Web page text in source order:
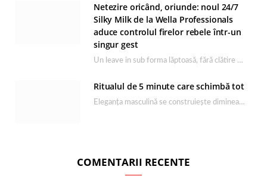
Netezire oricând, oriunde: noul 24/7
Silky Milk de la Wella Professionals
aduce controlul firelor rebele într-un
singur gest
Un leave in sub forma lăptoasă, fără clătire care completează rutina Ultimate Smooth și transformă…
Ritualul de 5 minute care schimbă tot
Eleganța masculină se construiește dimineața, în câteva minute și cu produsele potrivite. O rutină de…
COMENTARII RECENTE